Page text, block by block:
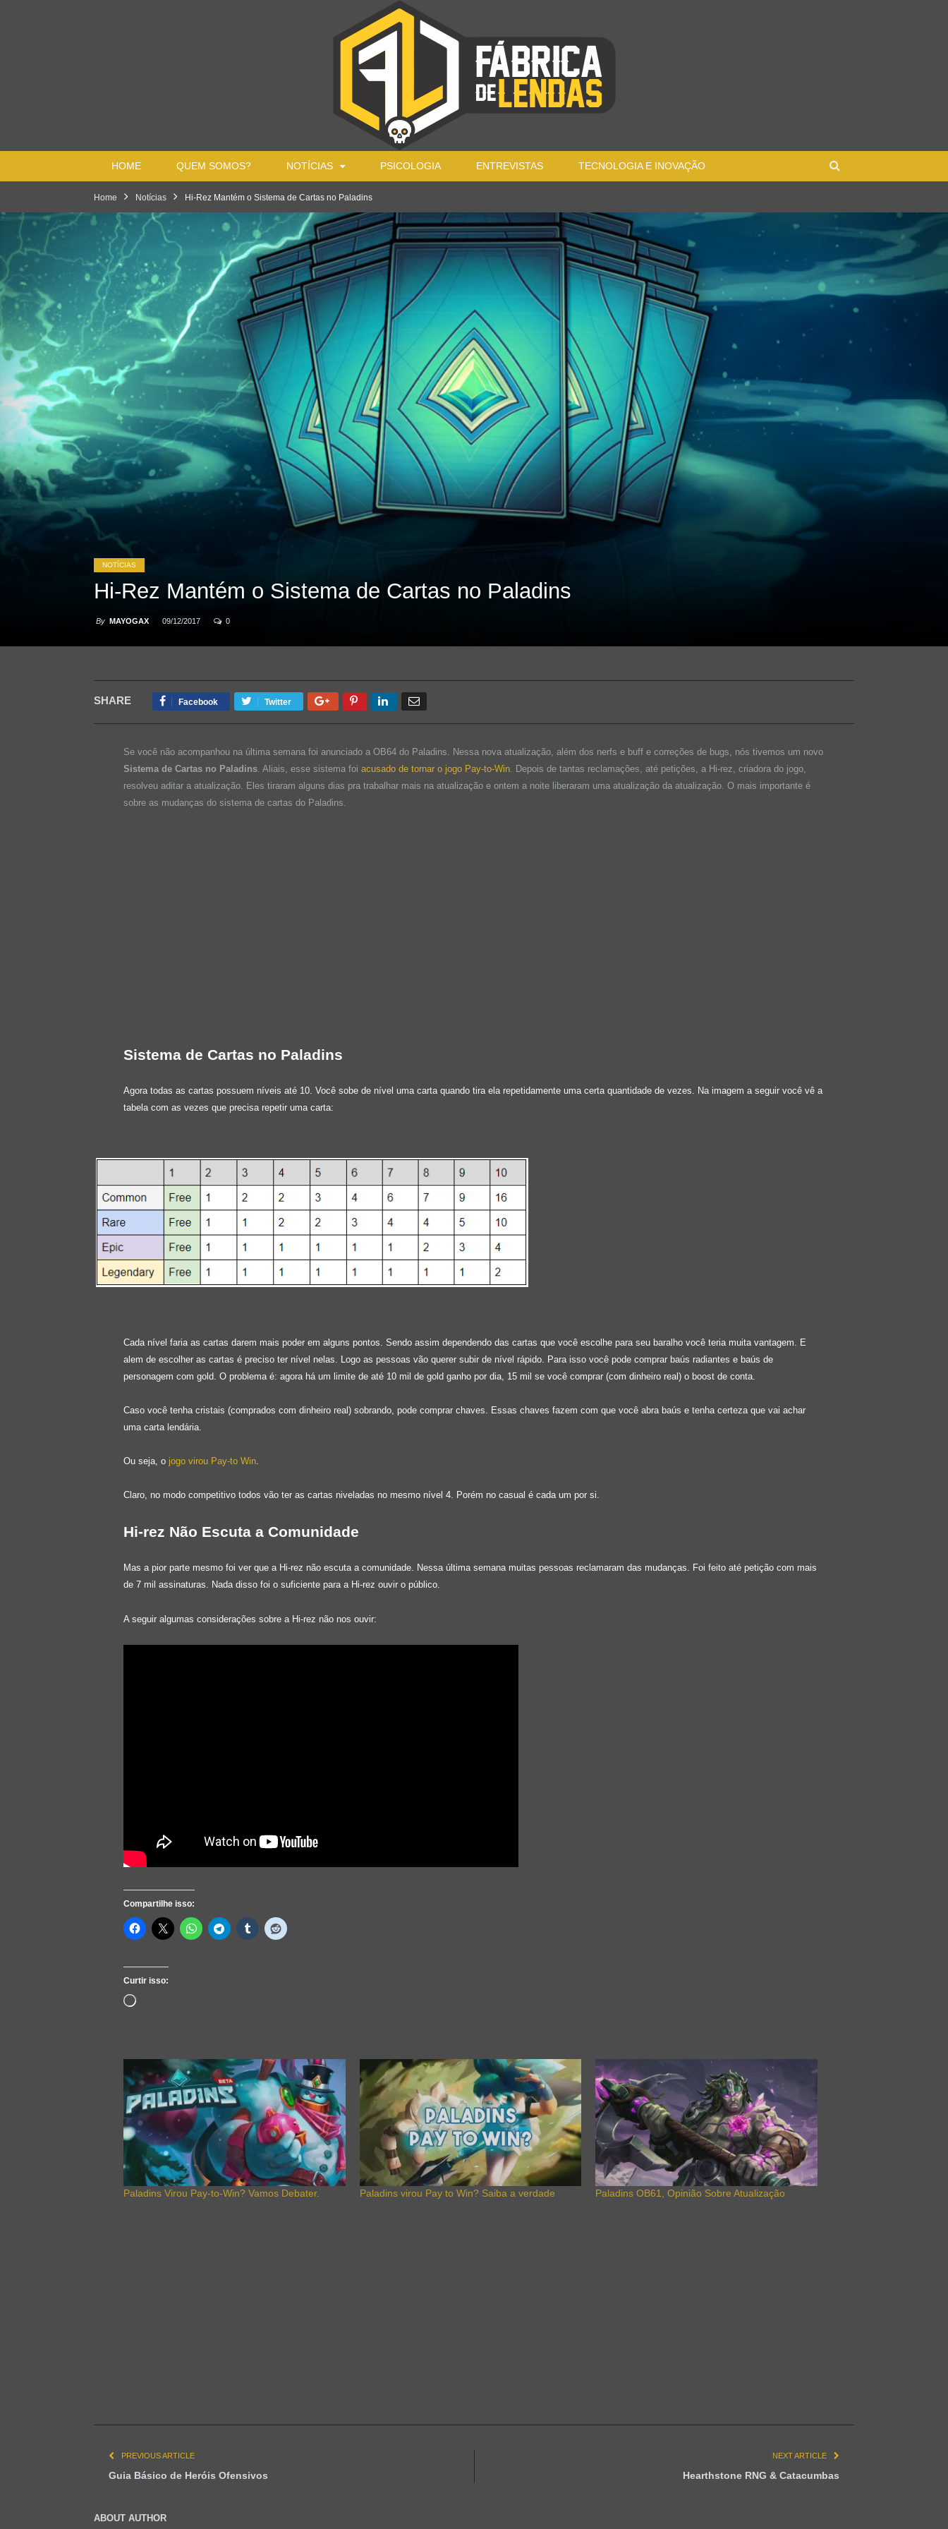
HOME QUEM SOMOS? NOTÍCIAS PSICOLOGIA ENTREVISTAS TECNOLOGIA E INOVAÇÃO
Home Notícias Hi-Rez Mantém o Sistema de Cartas no Paladins
NOTÍCIAS
Hi-Rez Mantém o Sistema de Cartas no Paladins
By MAYOGAX 09/12/2017 0
SHARE Facebook Twitter Google+ Pinterest LinkedIn
Se você não acompanhou na última semana foi anunciado a OB64 do Paladins. Nessa nova atualização, além dos nerfs e buff e correções de bugs, nós tivemos um novo
Sistema de Cartas no Paladins. Aliais, esse sistema foiacusado de tornar o jogo Pay-to-Win. Depois de tantas reclamações, até petições, a Hi-rez, criadora do jogo,
resolveu aditar a atualização. Eles tiraram alguns dias pra trabalhar mais na atualização e ontem a noite liberaram uma atualização da atualização. O mais importante é
sobre as mudanças do sistema de cartas do Paladins.
Sistema de Cartas no Paladins
Agora todas as cartas possuem níveis até 10. Você sobe de nível uma carta quando tira ela repetidamente uma certa quantidade de vezes. Na imagem a seguir você vê a
tabela com as vezes que precisa repetir uma carta:
Cada nível faria as cartas darem mais poder em alguns pontos. Sendo assim dependendo das cartas que você escolhe para seu baralho você teria muita vantagem. E
alem de escolher as cartas é preciso ter nível nelas. Logo as pessoas vão querer subir de nível rápido. Para isso você pode comprar baús radiantes e baús de
personagem com gold. O problema é: agora há um limite de até 10 mil de gold ganho por dia, 15 mil se você comprar (com dinheiro real) o boost de conta.
Caso você tenha cristais (comprados com dinheiro real) sobrando, pode comprar chaves. Essas chaves fazem com que você abra baús e tenha certeza que vai achar
uma carta lendária.
Ou seja, o jogo virou Pay-to Win.
Claro, no modo competitivo todos vão ter as cartas niveladas no mesmo nível 4. Porém no casual é cada um por si.
Hi-rez Não Escuta a Comunidade
Mas a pior parte mesmo foi ver que a Hi-rez não escuta a comunidade. Nessa última semana muitas pessoas reclamaram das mudanças. Foi feito até petição com mais
de 7 mil assinaturas. Nada disso foi o suficiente para a Hi-rez ouvir o público.
A seguir algumas considerações sobre a Hi-rez não nos ouvir:
Compartilhe isso:
Curtir isso:
Carregando...
Paladins Virou Pay-to-Win? Vamos Debater. Paladins virou Pay to Win? Saiba a verdade Paladins OB61, Opinião Sobre Atualização
PREVIOUS ARTICLE
Guia Básico de Heróis Ofensivos
NEXT ARTICLE
Hearthstone RNG & Catacumbas
ABOUT AUTHOR